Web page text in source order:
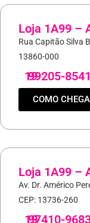
Loja 1A99 –
Rua Capitão Silva
13860-000
19
99205-8541
COMO
Loja 1A99 –
Av. Dr. Américo
CEP: 13736-260
19
97410-